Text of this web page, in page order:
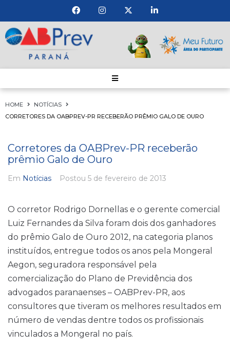
HOME
NOTÍCIAS
CORRETORES DA OABPREV-PR RECEBERÃO PRÊMIO GALO DE OURO
Corretores da OABPrev-PR receberão
prêmio Galo de Ouro
Em Notícias Postou 5 de fevereiro de 2013
O corretor Rodrigo Dornellas e o gerente comercial
Luiz Fernandes da Silva foram dois dos ganhadores
do prêmio Galo de Ouro 2012, na categoria planos
instituídos, entregue todos os anos pela Mongeral
Aegon, seguradora responsável pela
comercialização do Plano de Previdência dos
advogados paranaenses – OABPrev-PR, aos
consultores que tiveram os melhores resultados em
número de vendas dentre todos os profissionais
vinculados a Mongeral no país.